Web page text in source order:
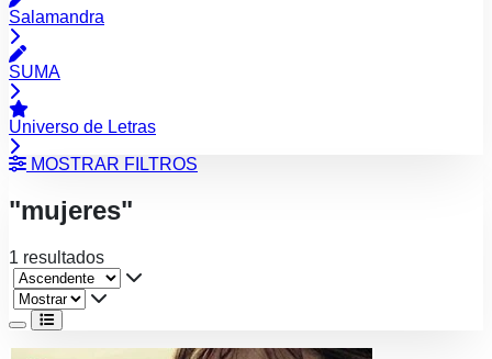
Salamandra
SUMA
Universo de Letras
MOSTRAR FILTROS
"mujeres"
1 resultados